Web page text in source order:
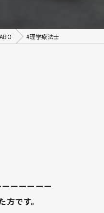
#理学療法士
ーーーーー
です。